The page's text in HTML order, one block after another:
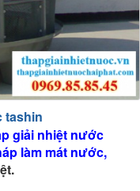
tashin
giải nhiệt nước
làm mát nước,